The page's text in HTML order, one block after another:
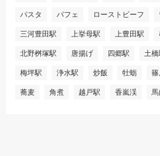
パスタ パフェ ローストビーフ
三河豊田駅 上挙母駅 上豊田駅
北野桝塚駅 唐揚げ 四郷駅 土橋
梅坪駅 浄水駅 炒飯 牡蛎 篠
蕎麦 角煮 越戸駅 香嵐渓 馬